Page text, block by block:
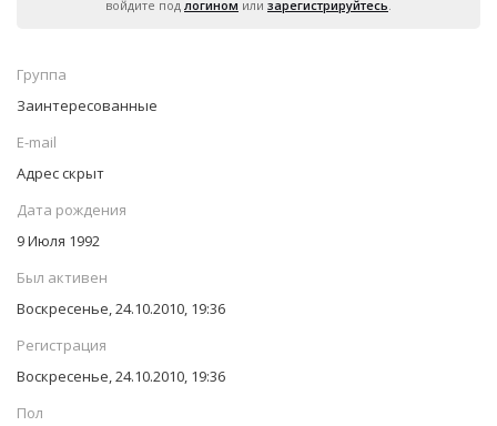
войдите под логином или зарегистрируйтесь.
Группа
Заинтересованные
E-mail
Адрес скрыт
Дата рождения
9 Июля 1992
Был активен
Воскресенье, 24.10.2010, 19:36
Регистрация
Воскресенье, 24.10.2010, 19:36
Пол